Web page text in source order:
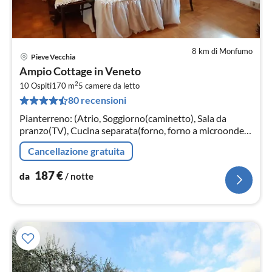
8 km di Monfumo
Pieve Vecchia
Ampio Cottage in Veneto
10 Ospiti170 m25 camere da letto
80 recensioni
Pianterreno: (Atrio, Soggiorno(caminetto), Sala da
pranzo(TV), Cucina separata(forno, forno a microonde,
lavastoviglie, lavatrice), sgabuzzino(lavandino))
Cancellazione gratuita
da 187€/ notte